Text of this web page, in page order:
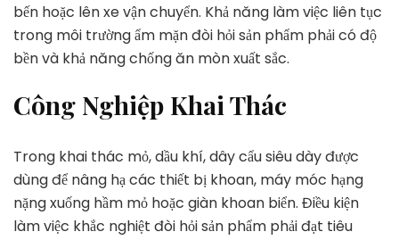
bến hoặc lên xe vận chuyển. Khả năng làm việc liên tục
trong môi trường ẩm mặn đòi hỏi sản phẩm phải có độ
bền và khả năng chống ăn mòn xuất sắc.
Công Nghiệp Khai Thác
Trong khai thác mỏ, dầu khí, dây cẩu siêu dày được
dùng để nâng hạ các thiết bị khoan, máy móc hạng
nặng xuống hầm mỏ hoặc giàn khoan biển. Điều kiện
làm việc khắc nghiệt đòi hỏi sản phẩm phải đạt tiêu